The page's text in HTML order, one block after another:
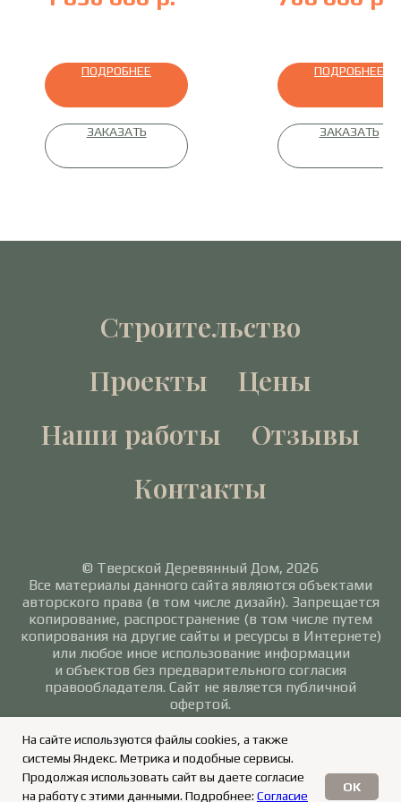
профилированный брус
ПОДРОБНЕЕ
ЗАКАЗАТЬ
ПОДРОБНЕЕ
ЗАКАЗАТЬ
На сайте используются файлы cookies, а также
системы Яндекс. Метрика и подобные сервисы.
Продолжая использовать сайт вы даете согласие
на работу с этими данными. Подробнее: Согласие
OK
Строительство
Проекты
Цены
Наши работы
Отзывы
Контакты
© Тверской Деревянный Дом, 2026
Все материалы данного сайта являются объектами
авторского права (в том числе дизайн). Запрещается
копирование, распространение (в том числе путем
копирования на другие сайты и ресурсы в Интернете)
или любое иное использование информации
и объектов без предварительного согласия
правообладателя. Сайт не является публичной
офертой.
Политика в отношении обработки персональных
данных/Согласие на обработку персональных
данных